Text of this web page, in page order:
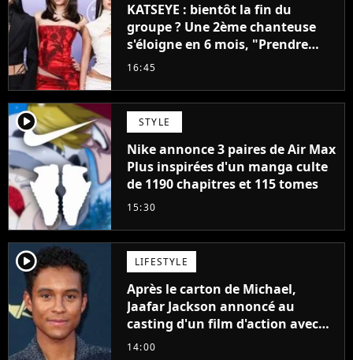
KATSEYE : bientôt la fin du
groupe ? Une 2ème chanteuse
s'éloigne en 6 mois, "Prendre
cette décision n’a pas été facile"
16:45
player2 STYLE
Nike annonce 3 paires de Air Max
Plus inspirées d'un manga culte
de 1190 chapitres et 115 tomes
15:30
player2 LIFESTYLE
Après le carton de Michael,
Jaafar Jackson annoncé au
casting d'un film d'action avec
Will Smith
14:00